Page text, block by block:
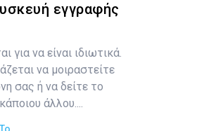
εγγραφής
για να είναι ιδιωτικά.
να μοιραστείτε
σας ή να δείτε το
άλλου....